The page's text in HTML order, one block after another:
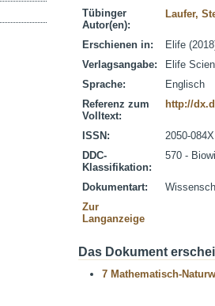
Tübinger
Autor(en):
Laufer,
Erschienen in:
Elife
Verlagsangabe:
Elife
Sprache:
Englisch
Referenz zum
Volltext:
http://
ISSN:
2050-084X
DDC-
Klassifikation:
570 -
Dokumentart:
Zur
Langanzeige
Das Dokument
7 Mathematisch-